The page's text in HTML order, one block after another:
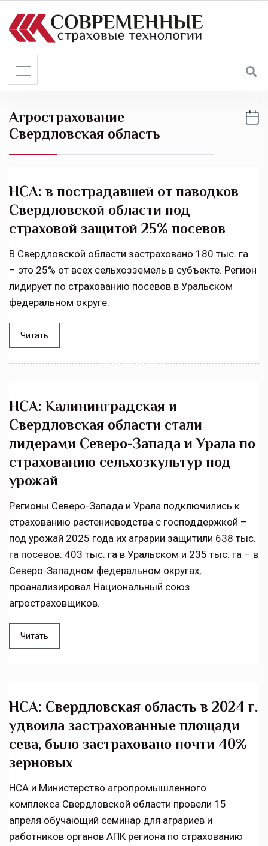
Агрострахование
Свердловская область
НСА: в пострадавшей от паводков
Свердловской области под
страховой защитой 25% посевов
В Свердловской области застраховано 180 тыс. га.
– это 25% от всех сельхозземель в субъекте. Регион
лидирует по страхованию посевов в Уральском
федеральном округе.
Читать
НСА: Калининградская и
Свердловская области стали
лидерами Северо-Запада и Урала по
страхованию сельхозкультур под
урожай
Регионы Северо-Запада и Урала подключились к
страхованию растениеводства с господдержкой –
под урожай 2025 года их аграрии защитили 638 тыс.
га посевов: 403 тыс. га в Уральском и 235 тыс. га – в
Северо-Западном федеральном округах,
проанализировал Национальный союз
агростраховщиков.
Читать
НСА: Свердловская область в 2024 г.
удвоила застрахованные площади
сева, было застраховано почти 40%
зерновых
НСА и Министерство агропромышленного
комплекса Свердловской области провели 15
апреля обучающий семинар для аграриев и
работников органов АПК региона по страхованию